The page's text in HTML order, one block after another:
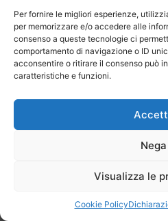
Per fornire le migliori esperienze,
per memorizzare e/o accedere alle
consenso a queste tecnologie ci
comportamento di navigazione o ID
acconsentire o ritirare il consenso può
caratteristiche e funzioni.
Nega
Visualizza le
Cookie Policy
Last Minute
Registrati
SPECIALE LAST